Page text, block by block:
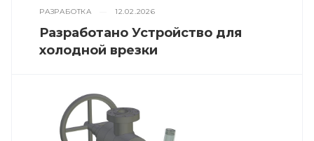
РАЗРАБОТКА 12.02.2026
Разработано Устройство для
холодной врезки